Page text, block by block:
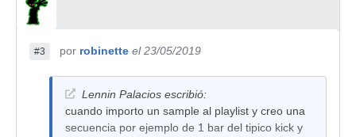
#3 por robinette el 23/05/2019
Lennin Palacios escribió:
cuando importo un sample al playlist y creo una
secuencia por ejemplo de 1 bar del tipico kick y